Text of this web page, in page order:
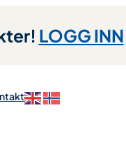
LOGG INN